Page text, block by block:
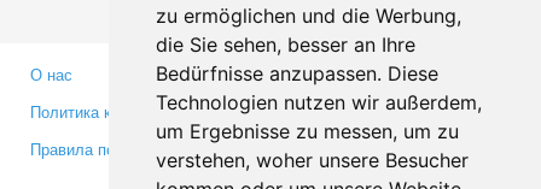
zu ermöglichen und die Werbung,
die Sie sehen, besser an Ihre
Bedürfnisse anzupassen. Diese
Technologien nutzen wir außerdem,
um Ergebnisse zu messen, um zu
verstehen, woher unsere Besucher
О нас
Политика конфиденциальности
Правила пользования
Партнерам
Инвесторам